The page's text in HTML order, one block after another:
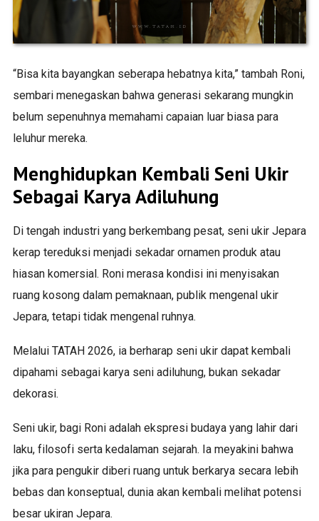
“Bisa kita bayangkan seberapa hebatnya kita,” tambah Roni,
sembari menegaskan bahwa generasi sekarang mungkin
belum sepenuhnya memahami capaian luar biasa para
leluhur mereka.
Menghidupkan Kembali Seni Ukir
Sebagai Karya Adiluhung
Di tengah industri yang berkembang pesat, seni ukir Jepara
kerap tereduksi menjadi sekadar ornamen produk atau
hiasan komersial. Roni merasa kondisi ini menyisakan
ruang kosong dalam pemaknaan, publik mengenal ukir
Jepara, tetapi tidak mengenal ruhnya.
Melalui TATAH 2026, ia berharap seni ukir dapat kembali
dipahami sebagai karya seni adiluhung, bukan sekadar
dekorasi.
Seni ukir, bagi Roni adalah ekspresi budaya yang lahir dari
laku, filosofi serta kedalaman sejarah. Ia meyakini bahwa
jika para pengukir diberi ruang untuk berkarya secara lebih
bebas dan konseptual, dunia akan kembali melihat potensi
besar ukiran Jepara.